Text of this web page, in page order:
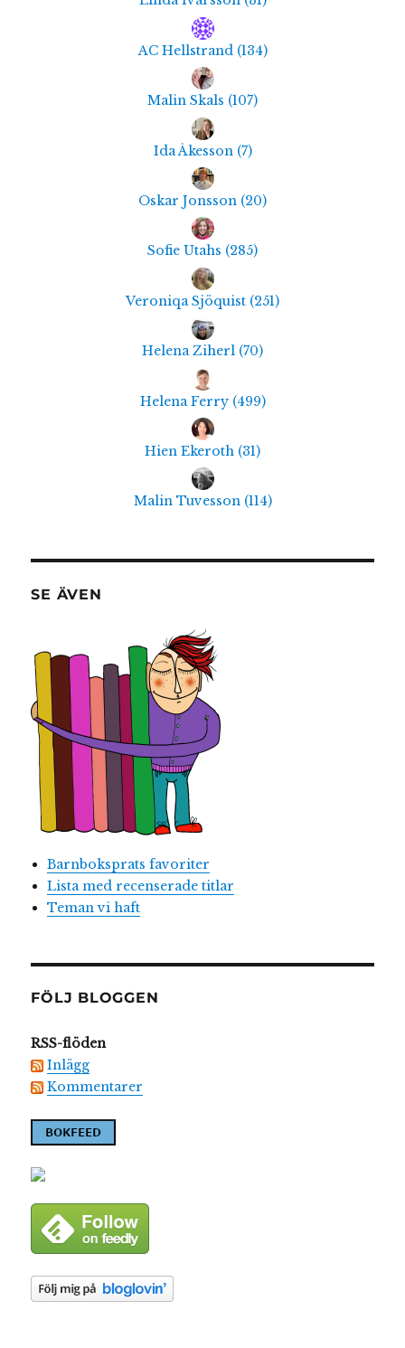
AC Hellstrand (134)
Malin Skals (107)
Ida Åkesson (7)
Oskar Jonsson (20)
Sofie Utahs (285)
Veroniqa Sjöquist (251)
Helena Ziherl (70)
Helena Ferry (499)
Hien Ekeroth (31)
Malin Tuvesson (114)
SE ÄVEN
Barnboksprats favoriter
Lista med recenserade titlar
Teman vi haft
FÖLJ BLOGGEN
RSS-flöden
Inlägg
Kommentarer